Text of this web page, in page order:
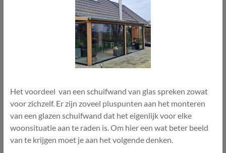
Het voordeel van een schuifwand van glas spreken zowat
voor zichzelf. Er zijn zoveel pluspunten aan het monteren
van een glazen schuifwand dat het eigenlijk voor elke
woonsituatie aan te raden is. Om hier een wat beter beeld
van te krijgen moet je aan het volgende denken.